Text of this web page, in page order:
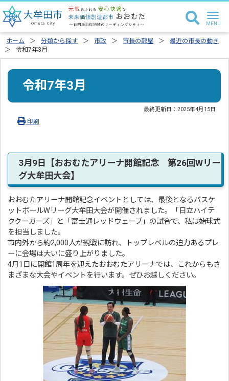
ホーム 分類から探す 市政 市長の部屋
最近の市長の動き
令和7年3月
令和7年3月
最終更新日：2025年4月15日
印刷
3月9日【おおむたアリーナ開館記念 第26回Wリー
グ大牟田大会】
おおむたアリーナ開館記念イベントとしては、最後となるバスケ
ットボールWリーグ大牟田大会が開催されました。「日立ハイテ
ククーガーズ」と「富士通レッドウェーブ」の試合で、私は始球式
を担当しました。
市内外から約2,000人が観戦に訪れ、トップレベルの迫力あるプレ
ーに会場は大いに盛り上がりました。
4月1日に開館1周年を迎えたおおむたアリーナでは、これからもさ
まざまな大会やイベントを行います。ぜひお越しください。